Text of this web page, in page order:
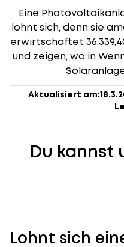
Eine
lohnt sich, denn sie
erwirtschaftet
und zeigen, wo in
Aktualisiert am:
Du kannst
Lohnt sich